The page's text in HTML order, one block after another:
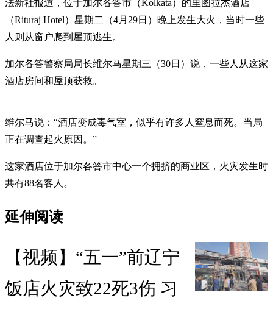
法新社报道，位于加尔各答市（Kolkata）的里图拉杰酒店
（Rituraj Hotel）星期二（4月29日）晚上发生大火，当时一些
人则从窗户爬到屋顶逃生。
加尔各答警察局局长维尔马星期三（30日）说，一些人从这家
酒店房间和屋顶获救。
维尔马说：“酒店变成毒气室，似乎有许多人窒息而死。当局
正在调查起火原因。”
这家酒店位于加尔各答市中心一个拥挤的商业区，火灾发生时
共有88名客人。
延伸阅读
【视频】“五一”前辽宁
饭店火灾致22死3伤 习